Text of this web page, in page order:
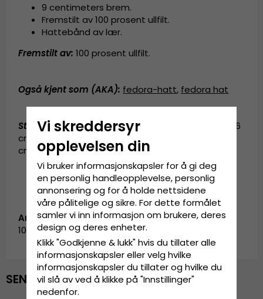
9 centimeters brem.
Fremstilt av100 prosentullfilt.
Hattebånd av lær.
Fremstilt av: 100 prosentullfilt.
Også kjent som (AKA): fedora-hatt, fedora hat
Størrelsesinformasjon:X-Small - 54 cm. Small - 56
cm. Medium - 58 cm. Large - 60 cm. X-Large - 62
cm.
Artikkel-ID:
10956.grey-1
SENEST VISTE
Vi skreddersyr
opplevelsen din
Vi bruker informasjonskapsler for å gi deg
en personlig handleopplevelse, personlig
annonsering og for å holde nettsidene
våre pålitelige og sikre. For dette formålet
samler vi inn informasjon om brukere, deres
design og deres enheter.
Klikk "Godkjenne & lukk" hvis du tillater alle
informasjonskapsler eller velg hvilke
informasjonskapsler du tillater og hvilke du
vil slå av ved å klikke på "Innstillinger"
nedenfor.